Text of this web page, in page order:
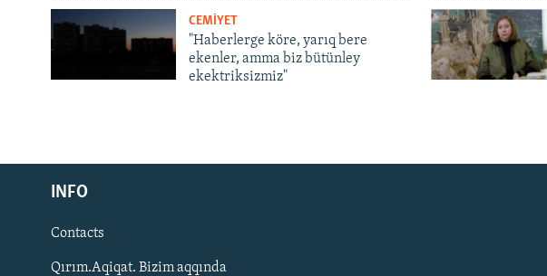
Русский
Українською
QOŞULIÑIZ!
CEMİYET
"Haberlerge köre, yarıq bere
ekenler, amma biz bütünley
ekektriksizmiz"
INFO
Contacts
Qırım.Aqiqat. Bizim aqqında